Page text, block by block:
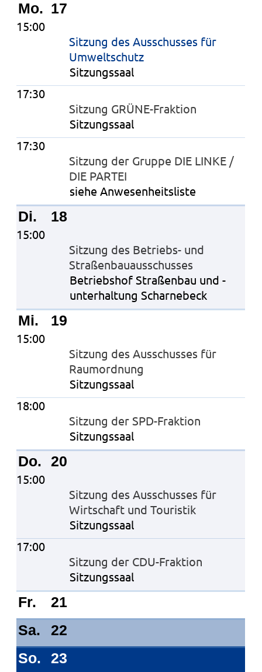
Mo. 17
15:00
Sitzung des Ausschusses für
Umweltschutz
Sitzungssaal
17:30
Sitzung GRÜNE-Fraktion
Sitzungssaal
17:30
Sitzung der Gruppe DIE LINKE /
DIE PARTEI
siehe Anwesenheitsliste
Di. 18
15:00
Sitzung des Betriebs- und
Straßenbauausschusses
Betriebshof Straßenbau und -
unterhaltung Scharnebeck
Mi. 19
15:00
Sitzung des Ausschusses für
Raumordnung
Sitzungssaal
18:00
Sitzung der SPD-Fraktion
Sitzungssaal
Do. 20
15:00
Sitzung des Ausschusses für
Wirtschaft und Touristik
Sitzungssaal
17:00
Sitzung der CDU-Fraktion
Sitzungssaal
Fr.
21
Sa.
22
So.
23